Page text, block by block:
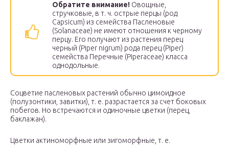
Обратите внимание! Овощные,
стручковые, в т. ч. острые перцы (род
Capsicum) из семейства Пасленовые
(Solanaceae) не имеют отношения к черному
перцу. Его получают из растения перец
черный (Piper nigrum) рода перец (Piper)
семейства Перечные (Piperaceae) класса
однодольные.
Соцветие пасленовых растений обычно цимоидное
(полузонтики, завитки), т. е. разрастается за счет боковых
побегов. Но встречаются и одиночные цветки (перец,
баклажан).
Цветки актиноморфные или зигоморфные, т. е.